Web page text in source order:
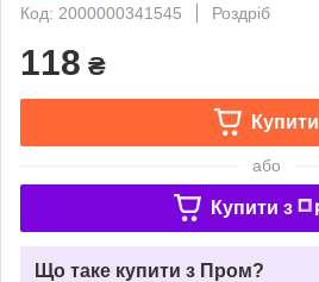
Код: 2000000341545
Роздріб
118 ₴
Купити
або
Купити з
Що таке купити з Пром?